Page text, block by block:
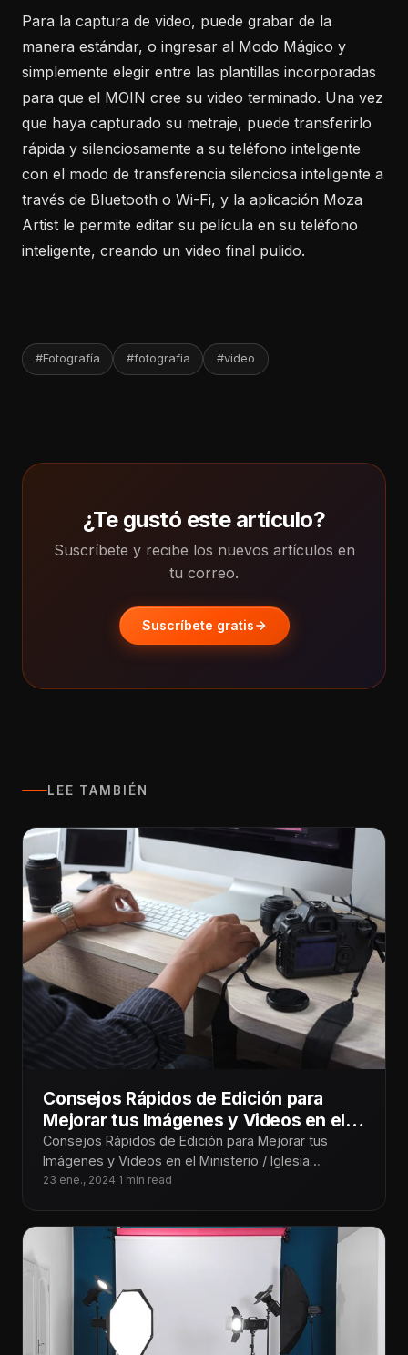
Para la captura de video, puede grabar de la
manera estándar, o ingresar al Modo Mágico y
simplemente elegir entre las plantillas incorporadas
para que el MOIN cree su video terminado. Una vez
que haya capturado su metraje, puede transferirlo
rápida y silenciosamente a su teléfono inteligente
con el modo de transferencia silenciosa inteligente a
través de Bluetooth o Wi-Fi, y la aplicación Moza
Artist le permite editar su película en su teléfono
inteligente, creando un video final pulido.
#Fotografía #fotografia #video
¿Te gustó este artículo?
Suscríbete y recibe los nuevos artículos en
tu correo.
Suscríbete gratis
LEE TAMBIÉN
Consejos Rápidos de Edición para
Mejorar tus Imágenes y Videos en el
Ministerio / Iglesia
Consejos Rápidos de Edición para Mejorar tus
Imágenes y Videos en el Ministerio / Iglesia
¡Tecnoiglesiólogos! Sabemos lo importante que es
23 ene., 2024·1 min read